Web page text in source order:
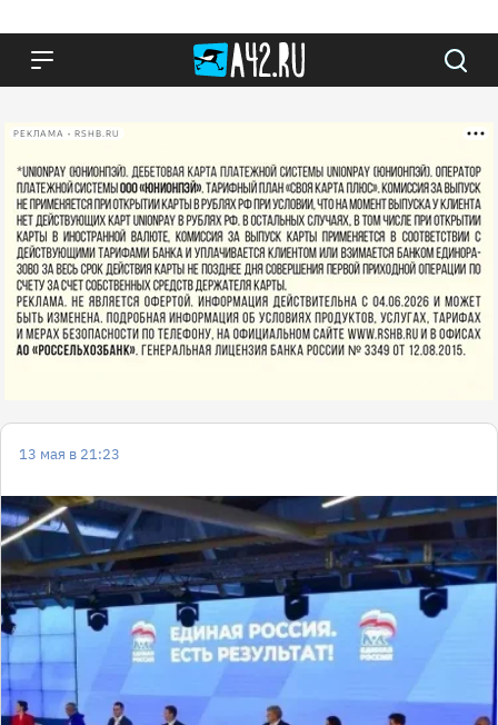
РЕКЛАМА • RSHB.RU
13 мая в 21:23